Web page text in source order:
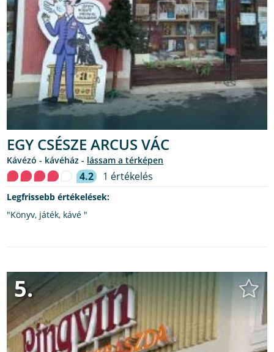
EGY CSÉSZE ARCUS VÁC
kávézó - kávéház - lássam a térképen
4.2 1 értékelés
Legfrissebb értékelések:
"Könyv, játék, kávé "
5.